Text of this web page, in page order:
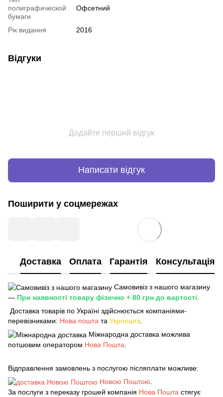
полиграфической
бумаги
Офсетний
Рік видання 2016
Відгуки
Додайте перший відгук
Написати відгук
Поширити у соцмережах
Доставка Оплата Гарантія Консультація
Самовивіз з нашого магазину
— При наявності товару фізично + 80 грн до вартості
Доставка товарів по Україні здійснюється компаніями-
перевізниками: Нова пошта та Укрпошта
Міжнародна доставка можлива
потшовим оператором Нова Пошта
Відправлення замовлень з послугою післяплати можливе:
Новою Поштою
За послуги з переказу грошей компанія Нова Пошта стягує